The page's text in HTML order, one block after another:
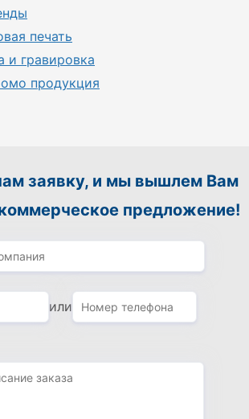
печать
и гравировка
продукция
заявку, и мы вышлем Вам
предложение!
или